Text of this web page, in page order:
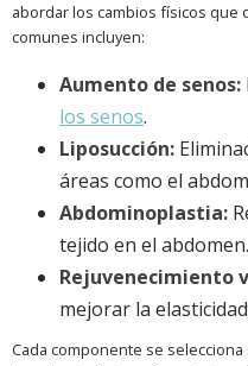
abordar los cambios físicos que
comunes incluyen:
Aumento de senos:
los senos.
Liposucción:
áreas como el
Abdominoplastia:
tejido en el abdomen.
Rejuvenecimiento
mejorar la
Cada componente se